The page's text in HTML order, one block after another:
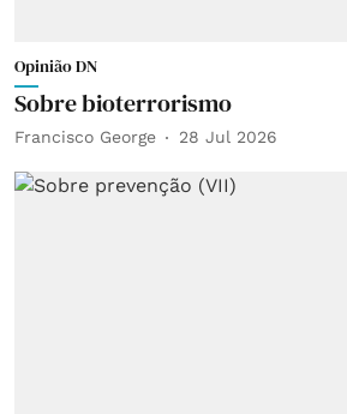
Opinião DN
Sobre bioterrorismo
Francisco George 28 Jul 2026